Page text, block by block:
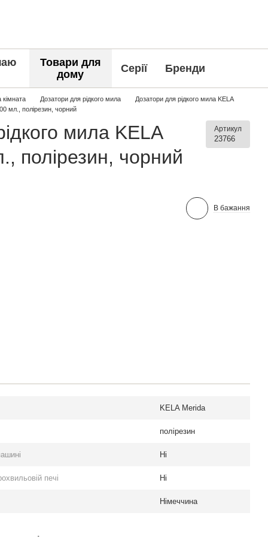
Товари для
дому
Серії Бренди
кімната Дозатори для рідкого мила
Дозатори для рідкого мила KELA
мл., полірезин, чорний
мила KELA
полірезин, чорний
Артикул
23766
В бажання
KELA Merida
полірезин
Ні
печі Ні
Німеччина